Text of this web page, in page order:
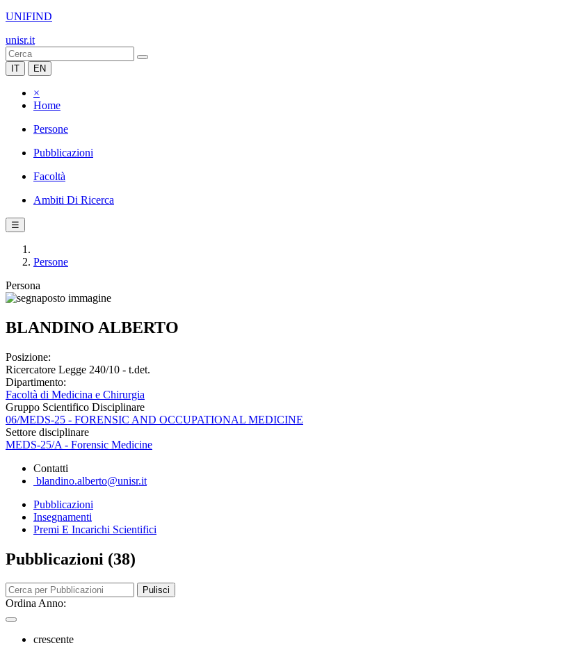
UNIFIND
unisr.it
IT EN
×
Home
Persone
Pubblicazioni
Facoltà
Ambiti Di Ricerca
☰
Persone
Persona
BLANDINO ALBERTO
Posizione:
Ricercatore Legge 240/10 - t.det.
Dipartimento:
Facoltà di Medicina e Chirurgia
Gruppo Scientifico Disciplinare
06/MEDS-25 - FORENSIC AND OCCUPATIONAL MEDICINE
Settore disciplinare
MEDS-25/A - Forensic Medicine
Contatti
blandino.alberto@unisr.it
Pubblicazioni
Insegnamenti
Premi E Incarichi Scientifici
Pubblicazioni (38)
Pulisci
Ordina Anno:
crescente